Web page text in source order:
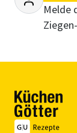
Melde